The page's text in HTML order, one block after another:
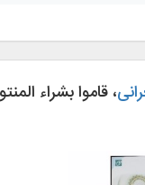
، قاموا بشراء